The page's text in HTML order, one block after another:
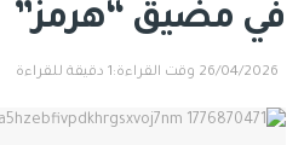
في مضيق “هرمز”
26/04/2026 وقت القراءة:1 دقيقة للقراءة